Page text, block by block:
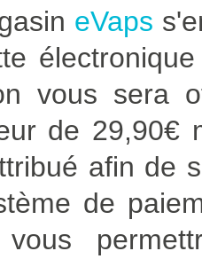
eVaps
vous sera
de 29,90€
afin de
de
vous